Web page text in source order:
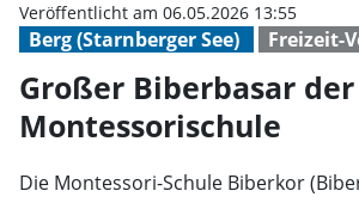
Berg (Starnberger See) Freizeit-
Veröffentlicht am 06.05.2026 13:55
Großer Biberbasar der
Montessorischule
Die Montessori-Schule Biberkor